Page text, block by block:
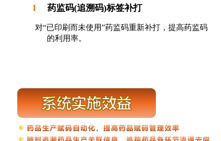
l 药监码(追溯码)标签补打
对“已印刷而未使用”药监码重新补打，提高药监码
的利用率。